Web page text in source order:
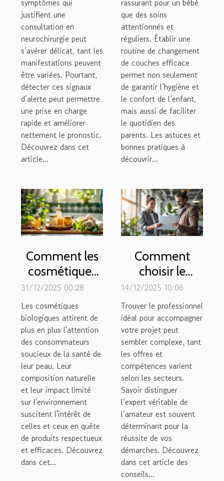
consultation
en
neurochirurgie
?
symptômes qui
justifient une
consultation en
neurochirurgie peut
s’avérer délicat, tant les
manifestations peuvent
être variées. Pourtant,
détecter ces signaux
d’alerte peut permettre
une prise en charge
rapide et améliorer
nettement le pronostic.
Découvrez dans cet
article...
efficace ?
rassurant pour un bébé
que des soins
attentionnés et
réguliers. Établir une
routine de changement
de couches efficace
permet non seulement
de garantir l’hygiène et
le confort de l’enfant,
mais aussi de faciliter
le quotidien des
parents. Les astuces et
bonnes pratiques à
découvrir...
Comment les
cosmétiques
biologiques
influencent-ils
la santé de la
peau ?
31/12/2025 00:28
Les cosmétiques
biologiques attirent de
plus en plus l'attention
des consommateurs
soucieux de la santé de
leur peau. Leur
composition naturelle
et leur impact limité
sur l'environnement
suscitent l'intérêt de
celles et ceux en quête
de produits respectueux
et efficaces. Découvrez
dans cet...
Comment
choisir le
meilleur
professionnel
dans votre
domaine
d'activité ?
14/12/2025 10:06
Trouver le professionnel
idéal pour accompagner
votre projet peut
sembler complexe, tant
les offres et
compétences varient
selon les secteurs.
Savoir distinguer
l’expert véritable de
l’amateur est souvent
déterminant pour la
réussite de vos
démarches. Découvrez
dans cet article des
conseils...